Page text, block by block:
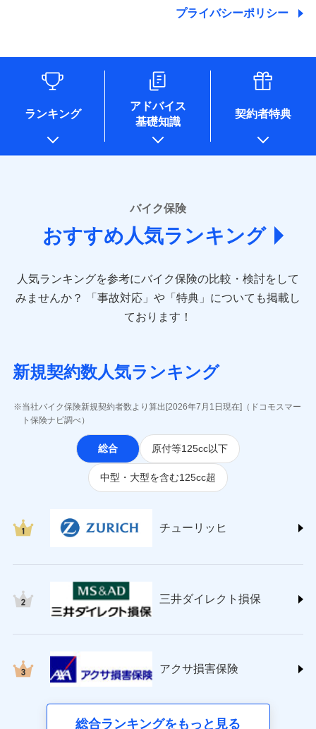
た維持管理等の委託業務遂行のため、またそれらに付帯、関
情報を取引のある他の保険会社の商品・サービスをご提案す
るために利用させていただくことがあります。）
各種セミナーの開催のため
アンケートやキャンペーン等の実施のため
上記に係る案内・手続き・管理等付帯業務を行うため
* 当社が委託を受けている保険会社の情報は、保険会社
のホームページに掲載しておりますので、ご確認くださ
あいおいニッセイ同和損害保険株式会社
(https://www.aioinissaydowa.co.jp/)
アクサ損害保険株式会社 (https://www.axa-
アニコム損害保険株式会社 (https://www.anicom-
sompo.co.jp/)
東京海上ダイレクト損害保険株式会社
(https://www.e-design.net/)
ＳＢＩ損害保険株式会社
ジェイアイ傷害火災保険株式会社
(https://www.jihoken.co.jp/)
ソニー損害保険株式会社
(https://www.sonysonpo.co.jp/)
損害保険ジャパン株式会社 (https://www.sompo-
japan.co.jp/)
ＳＯＭＰＯダイレクト損害保険株式会社
チューリッヒ保険会社 (https://www.zurich.co.jp/)
(https://www.nisshinfire.co.jp/)
ペット＆ファミリー損害保険株式会社
(https://www.petfamilyins.co.jp/)
三井住友海上火災保険株式会社 (https://www.ms-
三井ダイレクト損害保険株式会社
(https://www.mitsui-direct.co.jp/)
プライバシーポリシー
ランキング
アドバイス
基礎知識
契約者特典
バイク保険
おすすめ人気ランキング
人気ランキングを参考にバイク保険の比較・検討をして
みませんか？
「事故対応」や「特典」についても掲載し
ております！
新規契約数人気ランキング
当社バイク保険新規契約者数より算出[2026年7月1日現在]（ドコモスマー
ト保険ナビ調べ）
総合 原付等125cc以下
中型・大型を含む125cc超
チューリッヒ
三井ダイレクト損保
アクサ損害保険
総合ランキングをもっと見る